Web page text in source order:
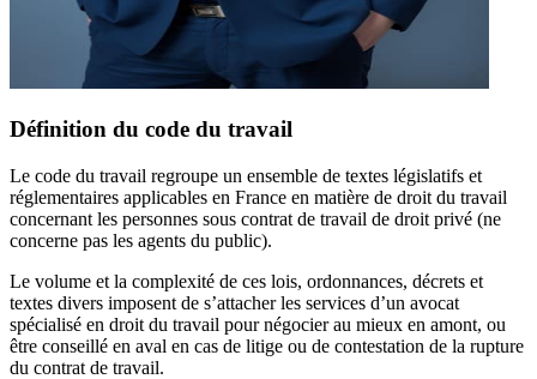
Définition du code du travail
Le code du travail regroupe un ensemble de textes législatifs et
réglementaires applicables en France en matière de droit du travail
concernant les personnes sous contrat de travail de droit privé (ne
concerne pas les agents du public).
Le volume et la complexité de ces lois, ordonnances, décrets et
textes divers imposent de s’attacher les services d’un avocat
spécialisé en droit du travail pour négocier au mieux en amont, ou
être conseillé en aval en cas de litige ou de contestation de la rupture
du contrat de travail.